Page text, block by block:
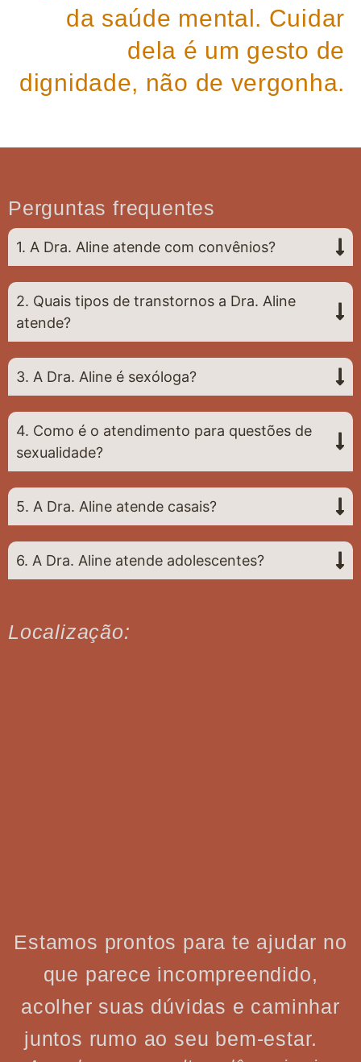
da saúde mental. Cuidar
dela é um gesto de
dignidade, não de vergonha.
Perguntas frequentes
1. A Dra. Aline atende com convênios?
2. Quais tipos de transtornos a Dra. Aline
atende?
3. A Dra. Aline é sexóloga?
4. Como é o atendimento para questões de
sexualidade?
5. A Dra. Aline atende casais?
6. A Dra. Aline atende adolescentes?
Localização:
Estamos prontos para te ajudar no
que parece incompreendido,
acolher suas dúvidas e caminhar
juntos rumo ao seu bem-estar.